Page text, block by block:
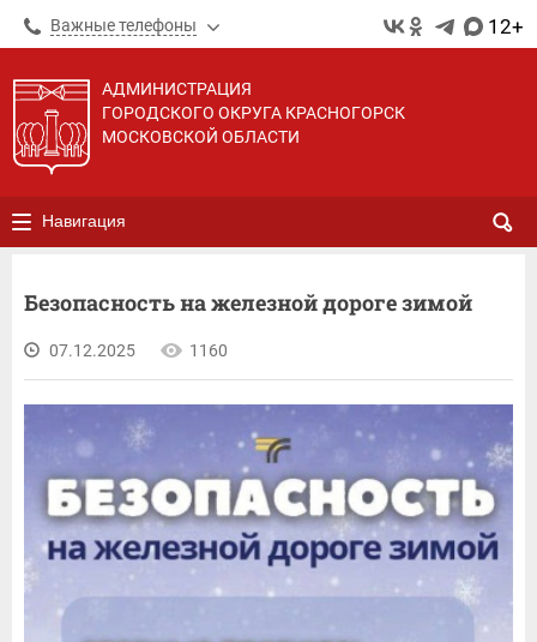
Важные телефоны 12+
АДМИНИСТРАЦИЯ
ГОРОДСКОГО ОКРУГА КРАСНОГОРСК
МОСКОВСКОЙ ОБЛАСТИ
Навигация
Безопасность на железной дороге зимой
07.12.2025 1160